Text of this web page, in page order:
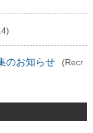
のお知らせ
(Recr